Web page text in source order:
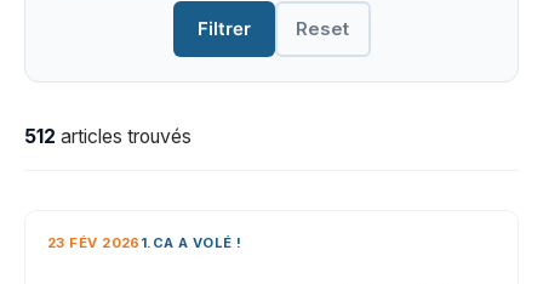
Filtrer Reset
512 articles trouvés
23 FÉV 2026 1.CA A VOLÉ !